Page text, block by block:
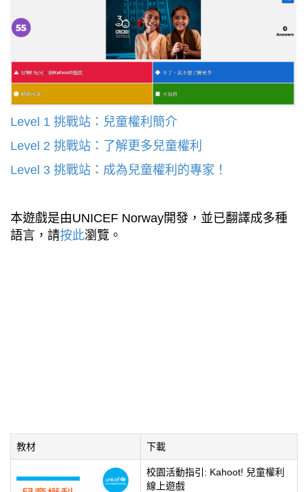
Level 1 挑戰站：兒童權利簡介
Level 2 挑戰站：了解更多兒童權利
Level 3 挑戰站：成為兒童權利的專家！
本遊戲是由UNICEF Norway開發，並已翻譯成多種
語言，請按此瀏覽。
教材 下載
校園活動指引: Kahoot! 兒童權利
線上遊戲